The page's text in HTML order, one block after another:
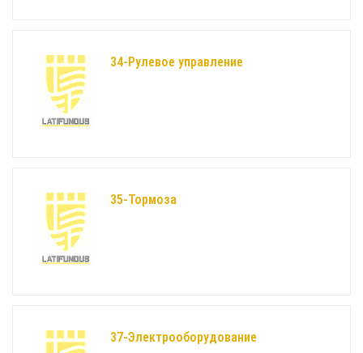
34-Рулевое управление
35-Тормоза
37-Электрооборудование